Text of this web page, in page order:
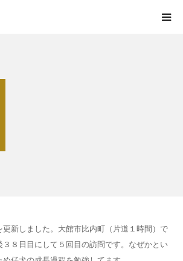
新しました。大館市比内町（片道１時間）で
８日目にして５回目の訪問です。なぜかとい